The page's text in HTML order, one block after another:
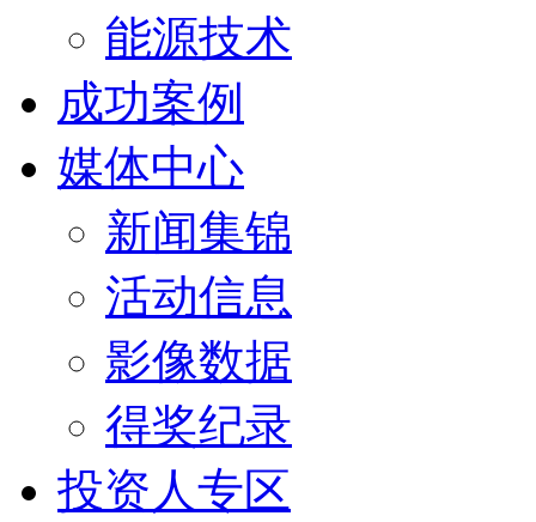
能源技术
成功案例
媒体中心
新闻集锦
活动信息
影像数据
得奖纪录
投资人专区